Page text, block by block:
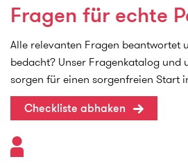
Fragen für echte
Alle relevanten Fragen beantwortet
bedacht? Unser Fragenkatalog und
sorgen für einen sorgenfreien Start
Checkliste abhaken